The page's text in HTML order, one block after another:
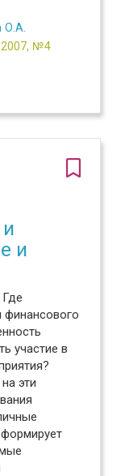
О.А.
№4
и
финансового
участие в
эти